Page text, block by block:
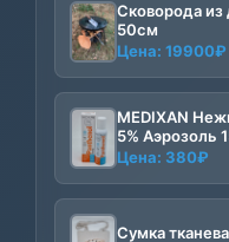
Сковорода
50см
Цена: 19900₽
MEDIXAN
5% Аэрозоль
Цена: 380₽
Сумка